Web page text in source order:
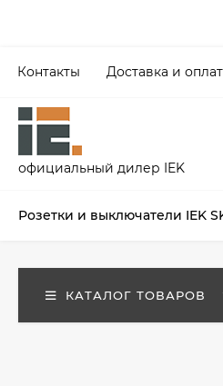
Контакты Доставка и
официальный дилер IEK
Розетки и выключатели IEK
КАТАЛОГ ТОВАРОВ